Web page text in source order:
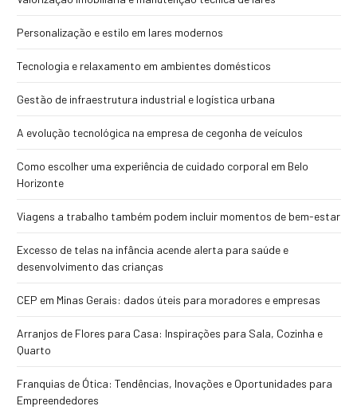
Personalização e estilo em lares modernos
Tecnologia e relaxamento em ambientes domésticos
Gestão de infraestrutura industrial e logística urbana
A evolução tecnológica na empresa de cegonha de veículos
Como escolher uma experiência de cuidado corporal em Belo
Horizonte
Viagens a trabalho também podem incluir momentos de bem-estar
Excesso de telas na infância acende alerta para saúde e
desenvolvimento das crianças
CEP em Minas Gerais: dados úteis para moradores e empresas
Arranjos de Flores para Casa: Inspirações para Sala, Cozinha e
Quarto
Franquias de Ótica: Tendências, Inovações e Oportunidades para
Empreendedores